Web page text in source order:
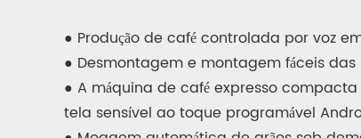
● Produção de café controlada por voz
● Desmontagem e montagem fáceis
● A máquina de café expresso
tela sensível ao toque programável